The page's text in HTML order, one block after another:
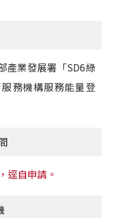
產業發展署「SD6綠
務機構服務能量登
逕自申請。